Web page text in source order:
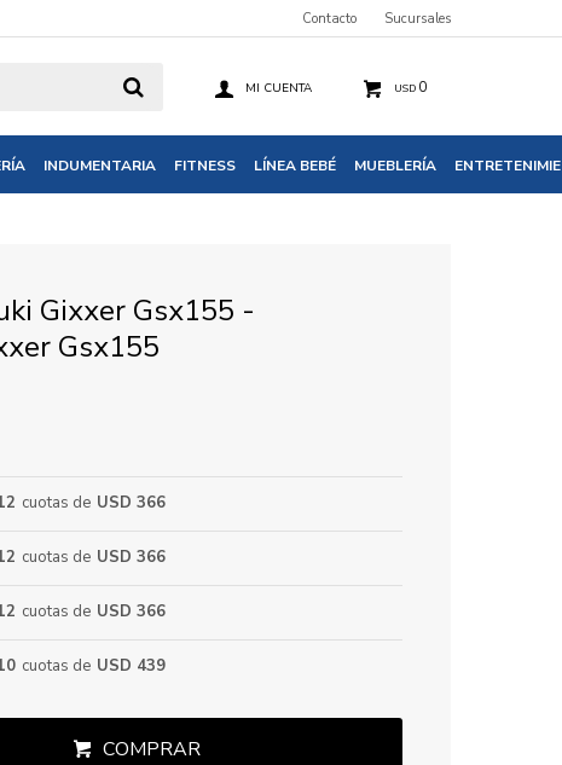
INDUMENTARIA FITNESS LÍNEA BEBÉ MUEBLERÍA
USD 0
Contacto Sucursales
Gixxer Gsx155 -
Gsx155
cuotas de USD 366
cuotas de USD 366
cuotas de USD 366
cuotas de USD 439
COMPRAR